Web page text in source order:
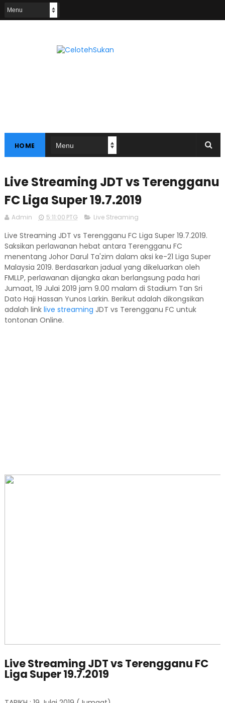
HOME
Live Streaming JDT vs Terengganu
FC Liga Super 19.7.2019
Admin 5:11:00 PTG Live Streaming
Live Streaming JDT vs Terengganu FC Liga Super 19.7.2019.
Saksikan perlawanan hebat antara Terengganu FC
menentang Johor Darul Ta'zim dalam aksi ke-21 Liga Super
Malaysia 2019. Berdasarkan jadual yang dikeluarkan oleh
FMLLP, perlawanan dijangka akan berlangsung pada hari
Jumaat, 19 Julai 2019 jam 9.00 malam di Stadium Tan Sri
Dato Haji Hassan Yunos Larkin. Berikut adalah dikongsikan
adalah link live streaming JDT vs Terengganu FC untuk
tontonan Online.
Live Streaming JDT vs Terengganu FC
Liga Super 19.7.2019